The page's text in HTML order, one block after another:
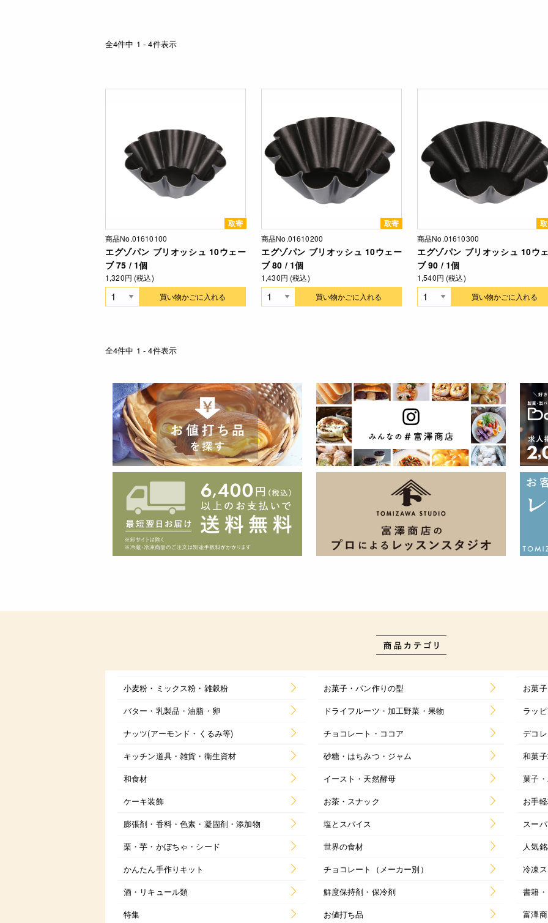
全4件中 1 - 4件表示
取寄
商品No.01610100
エグゾパン ブリオッシュ 10ウェー
ブ 75 / 1個
1,320円 (税込)
買い物かごに入れる
取寄
商品No.01610200
エグゾパン ブリオッシュ 10ウェー
ブ 80 / 1個
1,430円 (税込)
買い物かごに入れる
商品No.01610300
エグゾパン ブリオッシュ 10ウ
ブ 90 / 1個
1,540円 (税込)
買い物かごに入れる
全4件中 1 - 4件表示
小麦粉・ミックス粉・雑穀粉 お菓子・パン作りの型
お菓
バター・乳製品・油脂・卵
ドライフルーツ・加工野菜・果物
ラッ
ナッツ(アーモンド・くるみ等)
チョコレート・ココア
デコ
キッチン道具・雑貨・衛生資材
砂糖・はちみつ・ジャム
和菓
和食材
イースト・天然酵母
菓子
ケーキ装飾
お茶・スナック
お手
膨張剤・香料・色素・凝固剤・添加物
塩とスパイス
スー
栗・芋・かぼちゃ・シード
世界の食材
人気
かんたん手作りキット
チョコレート（メーカー別）
冷凍
酒・リキュール類
鮮度保持剤・保冷剤
書籍
特集
お値打ち品 富澤